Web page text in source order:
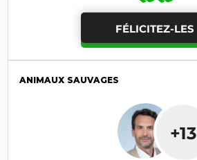
FÉLICITEZ-LES
ANIMAUX SAUVAGES
+13